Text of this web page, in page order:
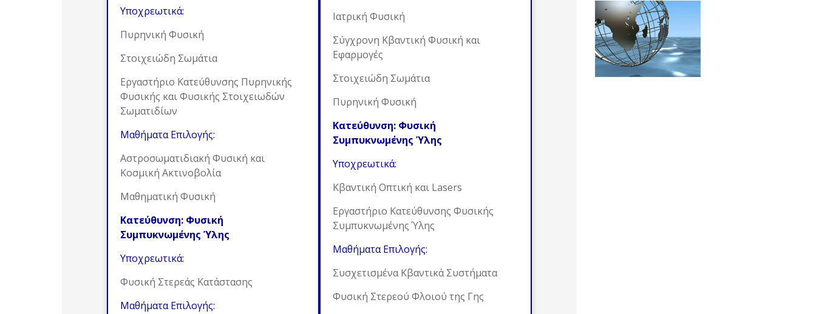
Υποχρεωτικά:
Πυρηνική Φυσική
Στοιχειώδη Σωμάτια
Εργαστήριο Κατεύθυνσης Πυρηνικής
Φυσικής και Φυσικής Στοιχειωδών
Σωματιδίων
Μαθήματα Επιλογής:
Αστροσωματιδιακή Φυσική και
Κοσμική Ακτινοβολία
Μαθηματική Φυσική
Κατεύθυνση: Φυσική
Συμπυκνωμένης Ύλης
Υποχρεωτικά:
Φυσική Στερεάς Κατάστασης
Μαθήματα Επιλογής:
Ιατρική Φυσική
Σύγχρονη Κβαντική Φυσική και
Εφαρμογές
Στοιχειώδη Σωμάτια
Πυρηνική Φυσική
Κατεύθυνση: Φυσική
Συμπυκνωμένης Ύλης
Υποχρεωτικά:
Κβαντική Οπτική και Lasers
Εργαστήριο Κατεύθυνσης Φυσικής
Συμπυκνωμένης Ύλης
Μαθήματα Επιλογής:
Συσχετισμένα Κβαντικά Συστήματα
Φυσική Στερεού Φλοιού της Γης